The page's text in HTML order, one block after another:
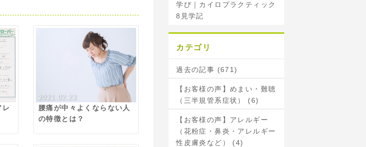
2021.02.22
腰痛が中々よくならない人
の特徴とは？
学び｜カイロプラクティック
8見学記
カテゴリ
過去の記事 (671)
【お客様の声】めまい・難聴
（三半規管系症状） (6)
【お客様の声】アレルギー
（花粉症・鼻炎・アレルギー
性皮膚炎など） (4)